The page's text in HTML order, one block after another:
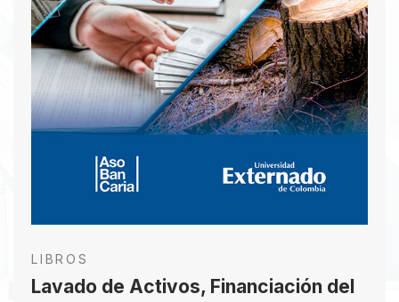
LIBROS
Lavado de Activos, Financiación del